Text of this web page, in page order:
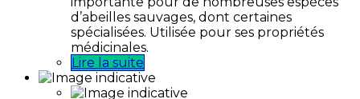
d’abeilles sauvages, dont certaines
spécialisées. Utilisée pour ses propriétés
médicinales.
Lire la suite